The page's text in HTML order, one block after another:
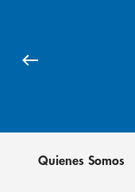
Quienes Somos